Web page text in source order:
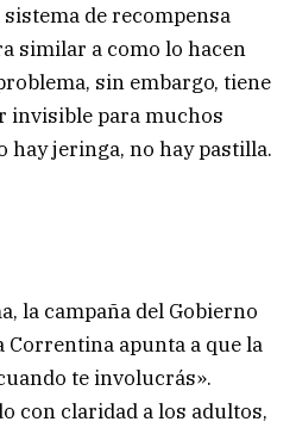
de recompensa
similar a como lo hacen
sin embargo, tiene
invisible para muchos
hay jeringa, no hay pastilla.
la campaña del Gobierno
Correntina apunta a que la
te involucrás».
con claridad a los adultos,